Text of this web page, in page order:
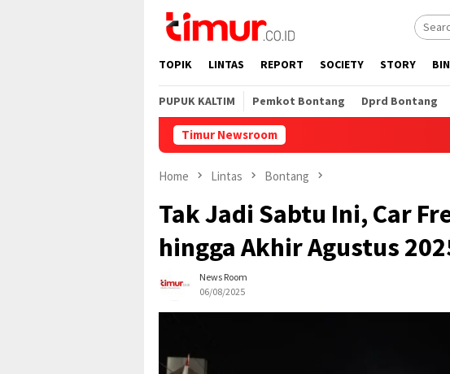
content
TOPIK LINTAS REPORT SOCIETY STORY
PUPUK KALTIM Pemkot Bontang Dprd Bontang
Timur Newsroom
Home Lintas Bontang
Tak Jadi Sabtu Ini, Car
hingga Akhir Agustus
News Room
06/08/2025